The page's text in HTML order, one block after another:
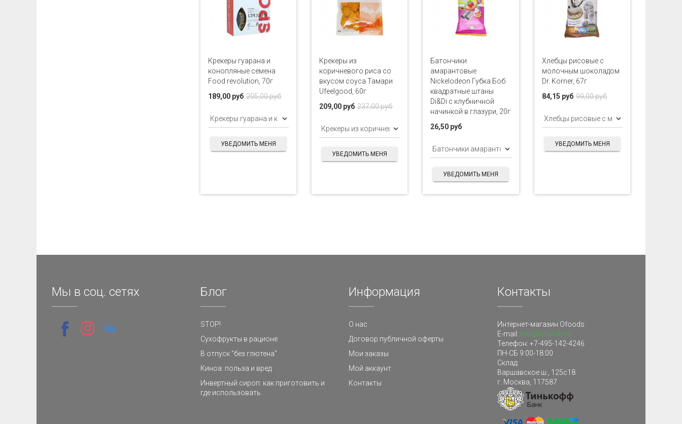
Крекеры гуарана и
конопляные семена
Food revolution, 70г
205,00 руб
189,00 руб
УВЕДОМИТЬ МЕНЯ
Крекеры из
коричневого риса со
вкусом соуса Тамари
Ufeelgood, 60г
237,00 руб
209,00 руб
УВЕДОМИТЬ МЕНЯ
Батончики
амарантовые
Nickelodeon Губка Боб
квадратные штаны
Di&Di с клубничной
начинкой в глазури, 20г
26,50 руб
УВЕДОМИТЬ МЕНЯ
Хлебцы рисовые с
молочным шоколадом
Dr. Korner, 67г
99,00 руб
84,15 руб
УВЕДОМИТЬ МЕНЯ
Мы в соц. сетях Блог
STOP!
Сухофрукты в рационе
В отпуск "без глютена"
Киноа: польза и вред
Инвертный сироп: как приготовить и
где использовать
Информация
О нас
Договор публичной оферты
Мои заказы
Мой аккаунт
Контакты
Контакты
Интернет-магазин Ofoods
E-mail: info@ofoods.ru
Телефон: +7-495-142-4246
ПН-СБ 9:00-18:00
Склад:
Варшавское ш., 125с18
г. Москва 117587